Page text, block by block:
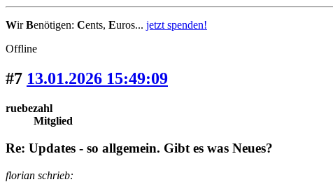
WirBenötigen: Cents, Euros... jetzt spenden!
Offline
#7 13.01.2026 15:49:09
ruebezahl
Mitglied
Re: Updates - so allgemein. Gibt es was Neues?
florian schrieb: